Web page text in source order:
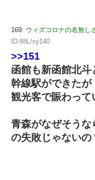
169: ウィズコロナの名無し
ID:88L/sy140
>>151
函館も新函館北
幹線駅ができたが
観光客で賑わって
青森がなぜそう
の失敗じゃないの